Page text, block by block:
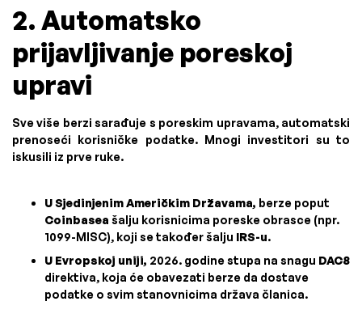
2. Automatsko
prijavljivanje poreskoj
upravi
Sve više berzi sarađuje s poreskim upravama, automatski
prenoseći korisničke podatke. Mnogi investitori su to
iskusili iz prve ruke.
U Sjedinjenim Američkim Državama, berze poput
Coinbasea šalju korisnicima poreske obrasce (npr.
1099-MISC), koji se također šalju IRS-u.
U Evropskoj uniji, 2026. godine stupa na snagu DAC8
direktiva, koja će obavezati berze da dostave
podatke o svim stanovnicima država članica.